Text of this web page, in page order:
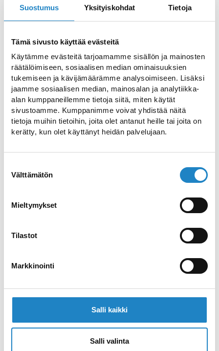
Suostumus Yksityiskohdat Tietoja
Tämä sivusto käyttää evästeitä
Käytämme evästeitä tarjoamamme sisällön ja mainosten
räätälöimiseen, sosiaalisen median ominaisuuksien
tukemiseen ja kävijämäärämme analysoimiseen. Lisäksi
jaamme sosiaalisen median, mainosalan ja analytiikka-
alan kumppaneillemme tietoja siitä, miten käytät
sivustoamme. Kumppanimme voivat yhdistää näitä
tietoja muihin tietoihin, joita olet antanut heille tai joita on
kerätty, kun olet käyttänyt heidän palvelujaan.
valinta
Välttämätön
Mieltymykset
Tilastot
Markkinointi
Salli kaikki
Salli valinta
Cycling Holiday for 3 Nights
Original Sokos Hotel Lappee
Scandic Patria
Finnish culture and Saimaa
night accommodation
Laivaravintola Prinsessa
Armaadan Saunatilat
Lappeen Tilaussauna